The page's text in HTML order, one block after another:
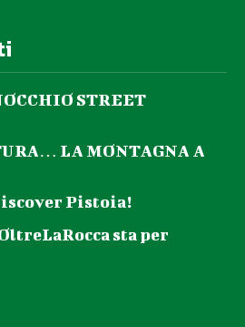
STREET
LA MONTAGNA A
Pistoia!
sta per